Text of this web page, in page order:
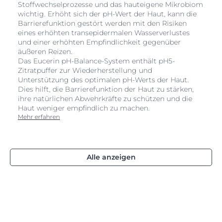
Stoffwechselprozesse und das hauteigene Mikrobiom
wichtig. Erhöht sich der pH-Wert der Haut, kann die
Barrierefunktion gestört werden mit den Risiken
eines erhöhten transepidermalen Wasserverlustes
und einer erhöhten Empfindlichkeit gegenüber
äußeren Reizen.
Das Eucerin pH-Balance-System enthält pH5-
Zitratpuffer zur Wiederherstellung und
Unterstützung des optimalen pH-Werts der Haut.
Dies hilft, die Barrierefunktion der Haut zu stärken,
ihre natürlichen Abwehrkräfte zu schützen und die
Haut weniger empfindlich zu machen.
Mehr erfahren
Alle anzeigen